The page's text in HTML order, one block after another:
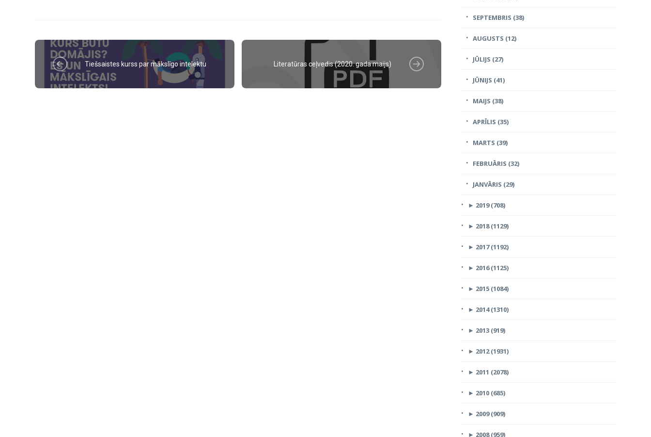
Tiešsaistes kurss par mākslīgo intelektu Literatūras ceļvedis (2020. gada maijs)
SEPTEMBRIS (38)
AUGUSTS (12)
JŪLIJS (27)
JŪNIJS (41)
MAIJS (38)
APRĪLIS (35)
MARTS (39)
FEBRUĀRIS (32)
JANVĀRIS (29)
► 2019 (708)
► 2018 (1129)
► 2017 (1192)
► 2016 (1125)
► 2015 (1084)
► 2014 (1310)
► 2013 (919)
► 2012 (1931)
► 2011 (2078)
► 2010 (685)
► 2009 (909)
► 2008 (959)